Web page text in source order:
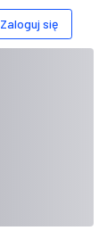
Zaloguj się